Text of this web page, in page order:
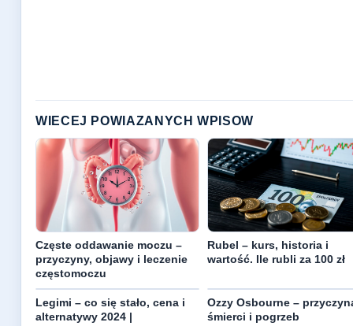
WIECEJ POWIAZANYCH WPISOW
Częste oddawanie moczu –
przyczyny, objawy i leczenie
częstomoczu
Rubel – kurs, historia i
wartość. Ile rubli za 100 zł
Legimi – co się stało, cena i
alternatywy 2024 |
Ozzy Osbourne –
śmierci i pogrzeb